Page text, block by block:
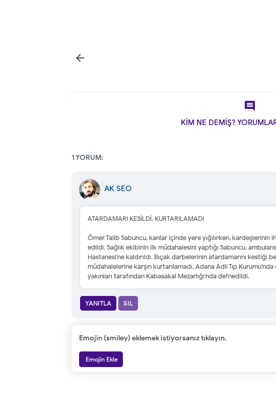


KİM NE DEMİŞ?
1 YORUM:
AK SEO
ATARDAMARI KESİLDİ, KURTARILAMADI
Ömer Talib Sabuncu, kanlar içinde yere yığılırken, kardeşlerinin
edildi. Sağlık ekibinin ilk müdahalesini yaptığı Sabuncu,
Hastanesi'ne kaldırıldı. Bıçak darbelerinin atardamarını kestiği
müdahalelerine karşın kurtarılamadı. Adana Adli Tıp
yakınları tarafından Kabasakal Mezarlığı'nda defnedildi.
YANITLA SIL
Emojin (smiley) eklemek istiyorsanız tıklayın.
Emojin Ekle